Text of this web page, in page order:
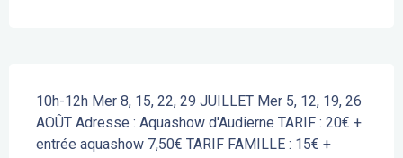
10h-12h Mer 8, 15, 22, 29 JUILLET Mer 5, 12, 19, 26
AOÛT Adresse : Aquashow d'Audierne TARIF : 20€ +
entrée aquashow 7,50€ TARIF FAMILLE : 15€ +